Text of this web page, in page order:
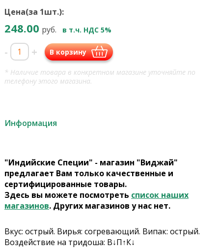
Цена(за 1шт.):
248.00 руб. в т.ч. НДС 5%
- + В корзину
* Наличие товара в конкретном магазине уточняйте по
телефону этого магазина.
Информация
"Индийские Специи" - магазин "Виджай"
предлагает Вам только качественные и
сертифицированные товары.
Здесь вы можете посмотреть список наших
магазинов. Других магазинов у нас нет.
Вкус: острый. Вирья: cогревающий. Випак: острый.
Воздействие на тридоша: В↓П↑К↓